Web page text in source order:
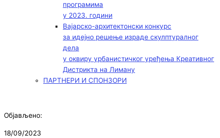
програмима
у 2023. години
Вајарско-архитектонски конкурс
за идејно решење израде скулптуралног
дела
у оквиру урбанистичког уређења Креативног
Дистрикта на Лиману
ПАРТНЕРИ И СПОНЗОРИ
Објављено:
18/09/2023